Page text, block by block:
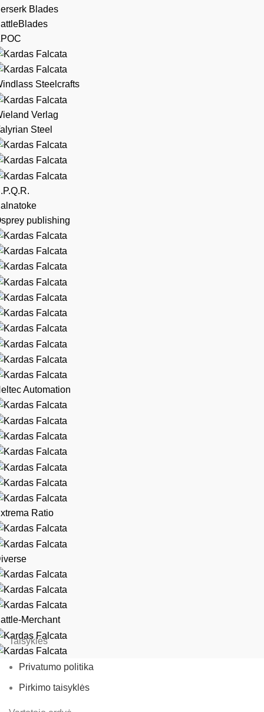
Blades
Steelcrafts
Verlag
Steel
publishing
Automation
Ratio
Merchant
Taisyklės
Privatumo politika
Pirkimo taisyklės